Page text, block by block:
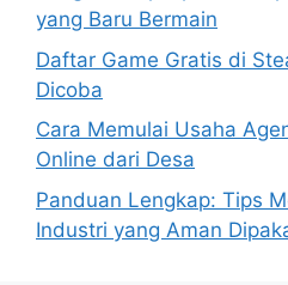
yang Baru Bermain
Daftar Game Gratis di
Dicoba
Cara Memulai Usaha
Online dari Desa
Panduan Lengkap: Tips
Industri yang Aman